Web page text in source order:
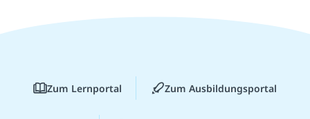
Zum Lernportal Zum Ausbildungsportal